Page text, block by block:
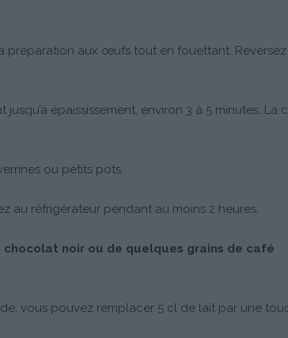
préparation aux œufs tout en fouettant. Reversez
épaississement, environ 3 à 5 minutes. La
ou petits pots.
au réfrigérateur pendant au moins 2 heures.
noir ou de quelques grains de café
vous pouvez remplacer 5 cl de lait par une